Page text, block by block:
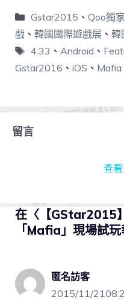
Gstar2015 、 Qoo獨家
戲 、 韓國國際遊戲展 、 韓
4:33 、 Android 、
Gstar2016 、 iOS 、 Mafia
留言
查
在〈【GStar2015
「Mafia」現場試
匿名訪客
2015/11/